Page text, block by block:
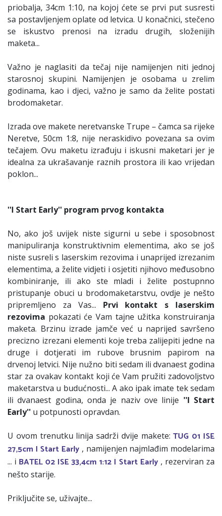
priobalja, 34cm 1:10, na kojoj ćete se prvi put susresti
sa postavljenjem oplate od letvica. U konačnici, stečeno
se iskustvo prenosi na izradu drugih, složenijih
maketa...
Važno je naglasiti da tečaj nije namijenjen niti jednoj
starosnoj skupini. Namijenjen je osobama u zrelim
godinama, kao i djeci, važno je samo da želite postati
brodomaketar.
Izrada ove makete neretvanske Trupe – čamca sa rijeke
Neretve, 50cm 1:8, nije neraskidivo povezana sa ovim
tečajem. Ovu maketu izrađuju i iskusni maketari jer je
idealna za ukrašavanje raznih prostora ili kao vrijedan
poklon...
''I Start Early'' program prvog kontakta
No, ako još uvijek niste sigurni u sebe i sposobnost
manipuliranja konstruktivnim elementima, ako se još
niste susreli s laserskim rezovima i unaprijed izrezanim
elementima, a želite vidjeti i osjetiti njihovo međusobno
kombiniranje, ili ako ste mladi i želite postupnno
pristupanje obuci u brodomaketarstvu, ovdje je nešto
pripremljeno za Vas... Prvi kontakt s laserskim
rezovima pokazati će Vam tajne užitka konstruiranja
maketa. Brzinu izrade jamče već u naprijed savršeno
precizno izrezani elementi koje treba zalijepiti jedne na
druge i dotjerati im rubove brusnim papirom na
drvenoj letvici. Nije nužno biti sedam ili dvanaest godina
star za ovakav kontakt koji će Vam pružiti zadovoljstvo
maketarstva u budućnosti... A ako ipak imate tek sedam
ili dvanaest godina, onda je naziv ove linije ''I Start
Early'' u potpunosti opravdan.
U ovom trenutku linija sadrži dvije makete:TUG 01 ISE
27,5cm I Start Early , namijenjen najmlađim modelarima
... i BATEL 02 ISE 33,4cm 1:12 I Start Early , rezerviran za
nešto starije.
Priključite se, uživajte...